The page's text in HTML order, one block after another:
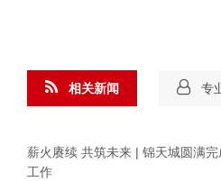
相关新闻
薪火赓续 共筑未来 | 锦天城圆满
工作
专